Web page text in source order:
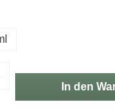
Gib den
In den